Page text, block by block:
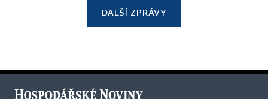
DALŠÍ ZPRÁVY